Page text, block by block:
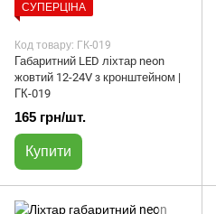
СУПЕРЦІНА
Код товару: ГК-019
Габаритний LED ліхтар neon
жовтий 12-24V з кронштейном |
ГК-019
165 грн/шт.
Купити